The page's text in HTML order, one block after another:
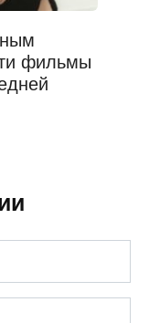
фильмы